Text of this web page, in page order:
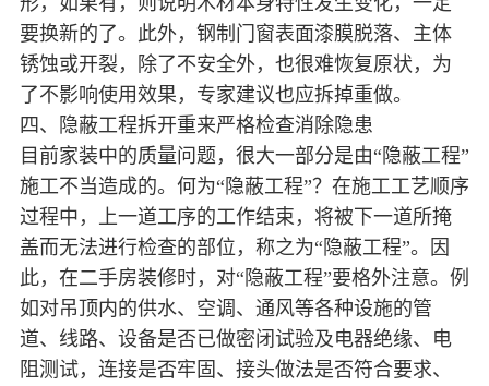
要换新的了。此外，钢制门窗表面漆膜脱落、主体
锈蚀或开裂，除了不安全外，也很难恢复原状，为
了不影响使用效果，专家建议也应拆掉重做。
四、隐蔽工程拆开重来严格检查消除隐患
目前家装中的质量问题，很大一部分是由“隐蔽工程”
施工不当造成的。何为“隐蔽工程”？在施工工艺顺序
过程中，上一道工序的工作结束，将被下一道所掩
盖而无法进行检查的部位，称之为“隐蔽工程”。因
此，在二手房装修时，对“隐蔽工程”要格外注意。例
如对吊顶内的供水、空调、通风等各种设施的管
道、线路、设备是否已做密闭试验及电器绝缘、电
阻测试，连接是否牢固、接头做法是否符合要求、